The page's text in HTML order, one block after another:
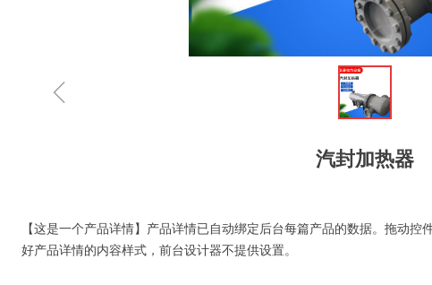
汽封加热器
【这是一个产品详情】产品详情已自动绑定后台每篇产品的数据。拖动
好产品详情的内容样式，前台设计器不提供设置。
ꁆ